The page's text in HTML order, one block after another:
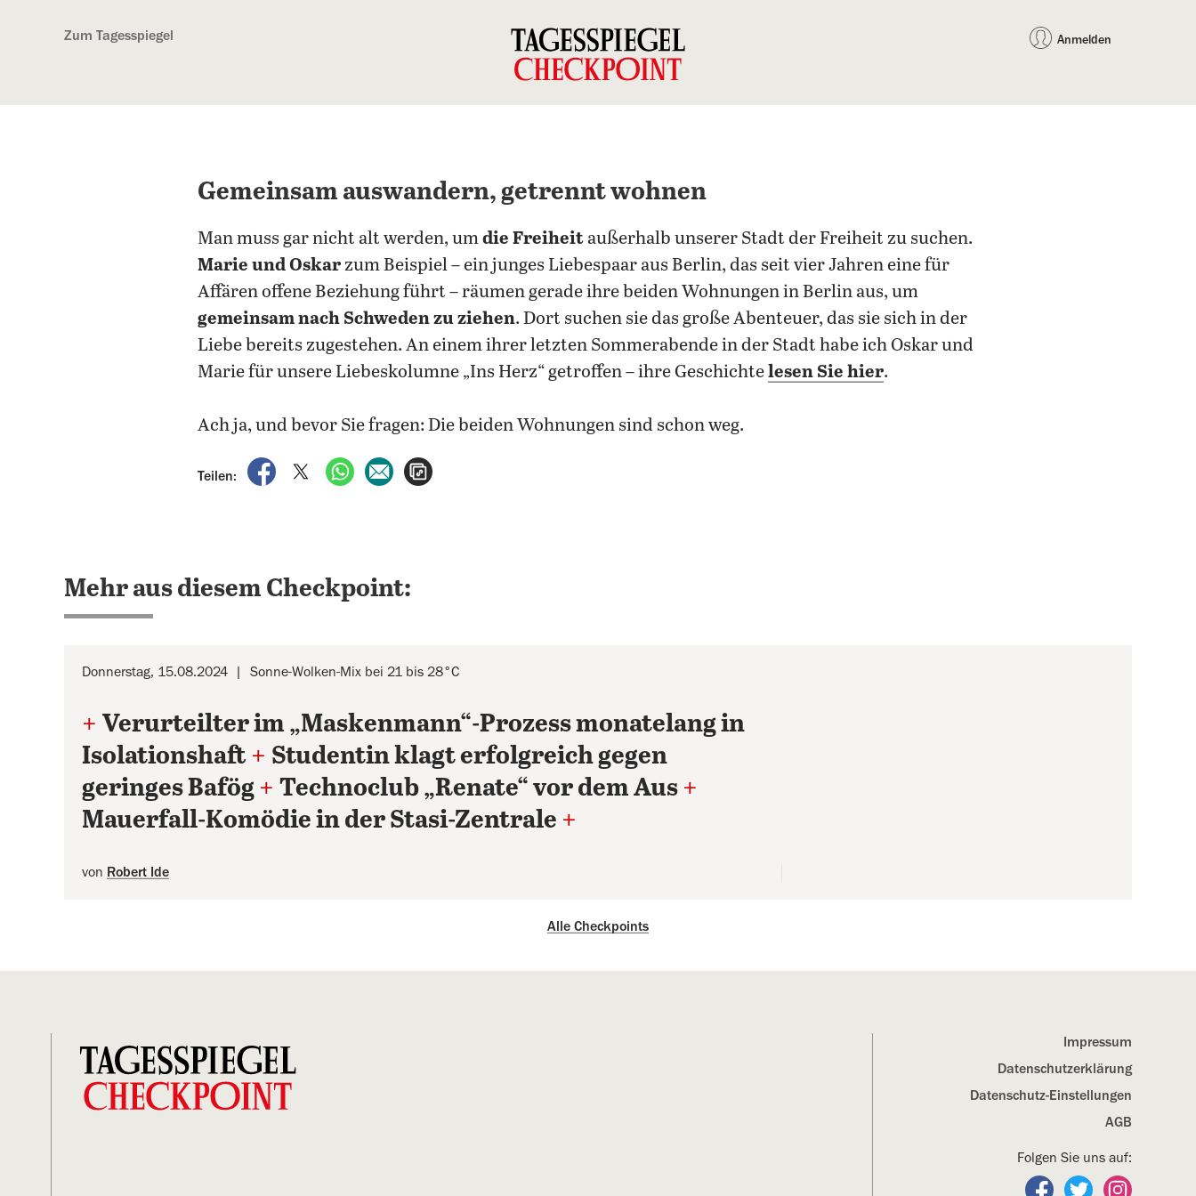
Zum Tagesspiegel Anmelden
Gemeinsam auswandern, getrennt wohnen
Man muss gar nicht alt werden, umdie Freiheit außerhalb unserer Stadt der Freiheit zu suchen.
Marie und Oskar zum Beispiel – ein junges Liebespaar aus Berlin, das seit vier Jahren eine für
Affären offene Beziehung führt – räumen gerade ihre beiden Wohnungen in Berlin aus, um
gemeinsam nach Schweden zu ziehen. Dort suchen sie das große Abenteuer, das sie sich in der
Liebe bereits zugestehen. An einem ihrer letzten Sommerabende in der Stadt habe ich Oskar und
Marie für unsere Liebeskolumne „Ins Herz“ getroffen – ihre Geschichtelesen Sie hier.
Ach ja, und bevor Sie fragen: Die beiden Wohnungen sind schon weg.
Teilen:
auf Facebook teilen
auf X teilenper WhatsApp teilen
per E-Mail teilen
Mehr aus diesem Checkpoint:
Donnerstag, 15.08.2024 Sonne-Wolken-Mix bei 21 bis 28°C
+ Verurteilter im „Maskenmann“-Prozess monatelang in
Isolationshaft + Studentin klagt erfolgreich gegen
geringes Bafög + Technoclub „Renate“ vor dem Aus +
Mauerfall-Komödie in der Stasi-Zentrale +
von Robert Ide
Alle Checkpoints
Impressum
Datenschutz­erklärung
Datenschutz-Einstellungen
AGB
Folgen Sie uns auf:
Folgen Sie uns auf
Folgen Sie uns